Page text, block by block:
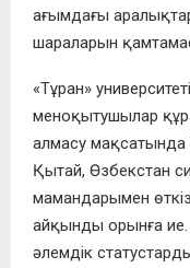
ағымдағы
шараларын
«Тұран»
меноқытушылар
алмасу
Қытай, Өзбекстан
мамандарымен
айқынды орынға
әлемдік